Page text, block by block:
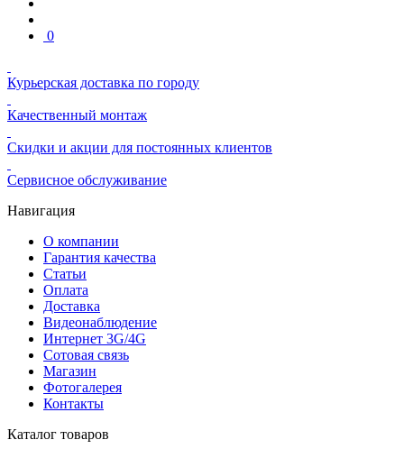
0
Курьерская доставка по городу
Качественный монтаж
Скидки и акции для постоянных клиентов
Сервисное обслуживание
Навигация
О компании
Гарантия качества
Статьи
Оплата
Доставка
Видеонаблюдение
Интернет 3G/4G
Сотовая связь
Магазин
Фотогалерея
Контакты
Каталог товаров